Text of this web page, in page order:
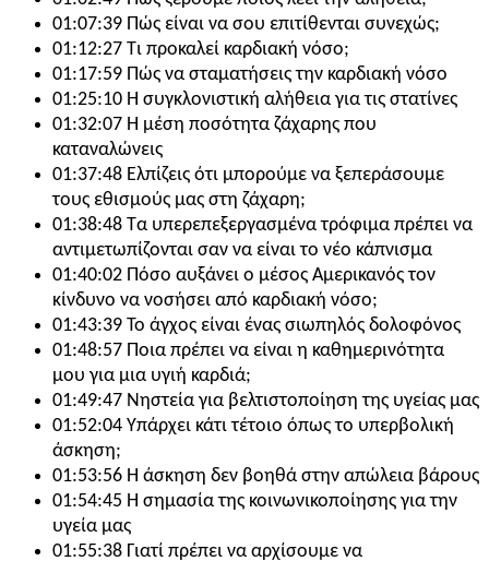
01:07:39 Πώς είναι να σου επιτίθενται συνεχώς;
01:12:27 Τι προκαλεί καρδιακή νόσο;
01:17:59 Πώς να σταματήσεις την καρδιακή νόσο
01:25:10 Η συγκλονιστική αλήθεια για τις στατίνες
01:32:07 Η μέση ποσότητα ζάχαρης που
καταναλώνεις
01:37:48 Ελπίζεις ότι μπορούμε να ξεπεράσουμε
τους εθισμούς μας στη ζάχαρη;
01:38:48 Τα υπερεπεξεργασμένα τρόφιμα πρέπει να
αντιμετωπίζονται σαν να είναι το νέο κάπνισμα
01:40:02 Πόσο αυξάνει ο μέσος Αμερικανός τον
κίνδυνο να νοσήσει από καρδιακή νόσο;
01:43:39 Το άγχος είναι ένας σιωπηλός δολοφόνος
01:48:57 Ποια πρέπει να είναι η καθημερινότητα
μου για μια υγιή καρδιά;
01:49:47 Νηστεία για βελτιστοποίηση της υγείας μας
01:52:04 Υπάρχει κάτι τέτοιο όπως το υπερβολική
άσκηση;
01:53:56 Η άσκηση δεν βοηθά στην απώλεια βάρους
01:54:45 Η σημασία της κοινωνικοποίησης για την
υγεία μας
01:55:38 Γιατί πρέπει να αρχίσουμε να